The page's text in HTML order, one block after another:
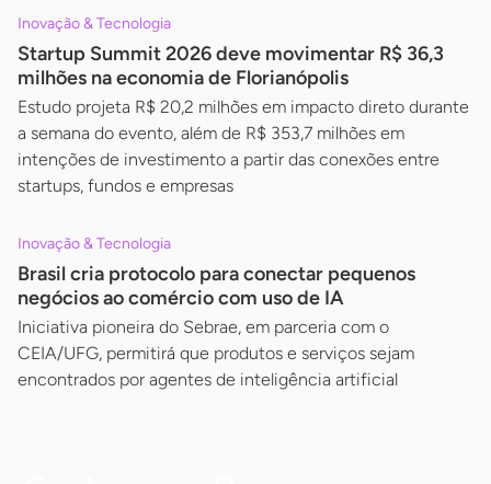
Inovação & Tecnologia
Startup Summit 2026 deve movimentar R$ 36,3
milhões na economia de Florianópolis
Estudo projeta R$ 20,2 milhões em impacto direto durante
a semana do evento, além de R$ 353,7 milhões em
intenções de investimento a partir das conexões entre
startups, fundos e empresas
Inovação & Tecnologia
Brasil cria protocolo para conectar pequenos
negócios ao comércio com uso de IA
Iniciativa pioneira do Sebrae, em parceria com o
CEIA/UFG, permitirá que produtos e serviços sejam
encontrados por agentes de inteligência artificial